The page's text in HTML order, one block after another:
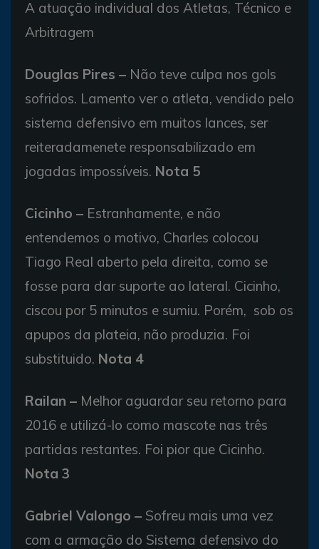
A atuação individual dos Atletas, Técnico e
Arbitragem
Douglas Pires – Não teve culpa nos gols
sofridos. Lamento ver o atleta, vendido pelo
sistema defensivo em muitos lances, ser
reiteradamenete responsabilizado em
jogadas impossíveis. Nota 5
Cicinho – Estranhamente, e não
entendemos o motivo, Charles colocou
Tiago Real aberto pela direita, como se
fosse para dar suporte ao lateral. Cicinho,
ciscou por 5 minutos e sumiu. Porém, sob os
apupos da plateia, não produzia. Foi
substituido. Nota 4
Railan – Melhor aguardar seu retorno para
2016 e utilizá-lo como mascote nas três
partidas restantes. Foi pior que Cicinho.
Nota 3
Gabriel Valongo – Sofreu mais uma vez
com a armação do Sistema defensivo do